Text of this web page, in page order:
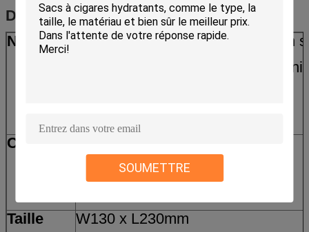
SOUMETTRE
Détail rapide :
Nom
L'humidificateur de cigare met en
Cuba/Nicaragua/Colombie/
Couleur
l'illustration
Taille
W130 x L230mm